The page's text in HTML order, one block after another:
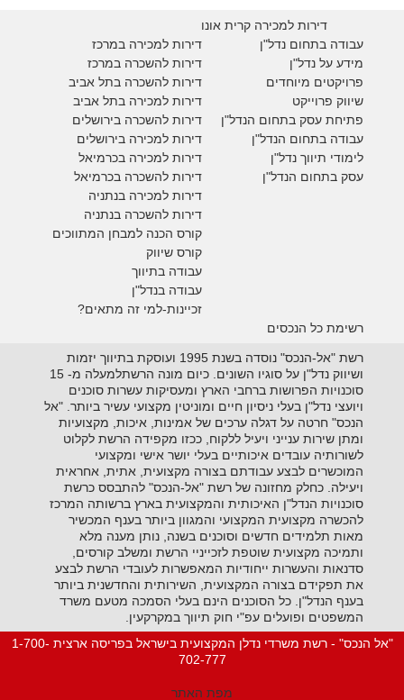
דירות למכירה קרית אונו
דירות למכירה במרכז
דירות להשכרה במרכז
דירות להשכרה בתל אביב
דירות למכירה בתל אביב
דירות להשכרה בירושלים
דירות למכירה בירושלים
דירות למכירה בכרמיאל
דירות להשכרה בכרמיאל
דירות למכירה בנתניה
דירות להשכרה בנתניה
קורס הכנה למבחן המתווכים
קורס שיווק
עבודה בתיווך
עבודה בנדל"ן
זכיינות-למי זה מתאים?
עבודה בתחום נדל"ן
מידע על נדל"ן
פרויקטים מיוחדים
שיווק פרוייקט
פתיחת עסק בתחום הנדל"ן
עבודה בתחום הנדל"ן
לימודי תיווך נדל"ן
עסק בתחום הנדל"ן
רשימת כל הנכסים
רשת "אל-הנכס" נוסדה בשנת 1995 ועוסקת בתיווך יזמות
ושיווק נדל"ן על סוגיו השונים. כיום מונה הרשתלמעלה מ- 15
סוכנויות הפרושות ברחבי הארץ ומעסיקות עשרות סוכנים
ויועצי נדל"ן בעלי ניסיון חיים ומוניטין מקצועי עשיר ביותר. "אל
הנכס" חרטה על דגלה ערכים של אמינות, איכות, מקצועיות
ומתן שירות ענייני ויעיל ללקוח, ככזו מקפידה הרשת לקלוט
לשורותיה עובדים איכותיים בעלי יושר אישי ומקצועי
המוכשרים לבצע עבודתם בצורה מקצועית, אתית, אחראית
ויעילה. כחלק מחזונה של רשת "אל-הנכס" להתבסס כרשת
סוכנויות הנדל"ן האיכותית והמקצועית בארץ ברשותה המרכז
להכשרה מקצועית המקצועי והמגוון ביותר בענף המכשיר
מאות תלמידים חדשים וסוכנים בשנה, נותן מענה מלא
ותמיכה מקצועית שוטפת לזכייניי הרשת ומשלב קורסים,
סדנאות והעשרות ייחודיות המאפשרות לעובדי הרשת לבצע
את תפקידם בצורה המקצועית, השירותית והחדשנית ביותר
בענף הנדל"ן. כל הסוכנים הינם בעלי הסמכה מטעם משרד
המשפטים ופועלים עפ"י חוק תיווך במקרקעין.
"אל הנכס" - רשת משרדי נדלן המקצועית בישראל בפריסה ארצית 1-700-
702-777
מפת האתר